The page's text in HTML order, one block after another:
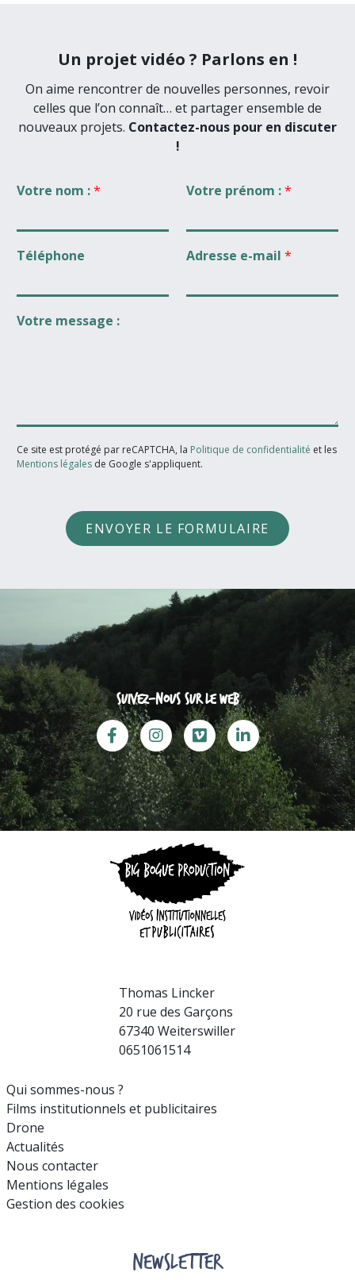
Un projet vidéo ? Parlons en !
On aime rencontrer de nouvelles personnes, revoir
celles que l’on connaît… et partager ensemble de
nouveaux projets. Contactez-nous pour en discuter
!
Votre nom :* Votre prénom :*
Téléphone Adresse e-mail *
Votre message :
Ce site est protégé par reCAPTCHA, la Politique de confidentialité et les
Mentions légales de Google s'appliquent.
ENVOYER LE FORMULAIRE
Suivez-nous sur le web
Thomas Lincker
20 rue des Garçons
67340 Weiterswiller
0651061514
Qui sommes-nous ?
Films institutionnels et publicitaires
Drone
Actualités
Nous contacter
Mentions légales
Gestion des cookies
NEWSLETTER